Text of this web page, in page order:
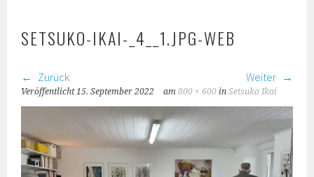
SETSUKO-IKAI-_4__1.JPG-WEB
Zurück Weiter
Veröffentlicht15. September 2022 am800 × 600 inSetsuko Ikai